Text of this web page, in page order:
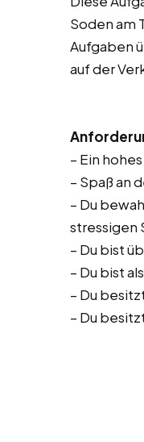
Soden am
Aufgaben
auf der
– Ein
– Spaß an
– Du
stressigen
– Du bist
– Du bist
– Du
– Du